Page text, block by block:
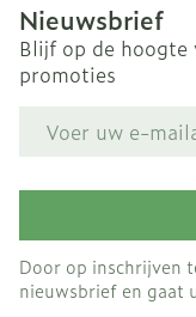
Nieuwsbrief
Blijf op de hoogte
promoties
Door op inschrijven
nieuwsbrief en gaat